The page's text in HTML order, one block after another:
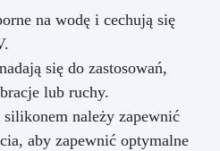
na wodę i cechują się
się do zastosowań,
lub ruchy.
należy zapewnić
aby zapewnić optymalne